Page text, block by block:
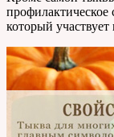
профилактическое
который